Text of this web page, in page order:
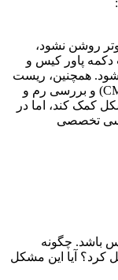
روشن نشود،
دکمه پاور کیس و
همچنین، ریست
کردن BIOS (برداشتن باتری CMOS) و بررسی رم و
کمک کند، اما در
تخصصی
باشد. چگونه
کرد؟ آیا این مشکل